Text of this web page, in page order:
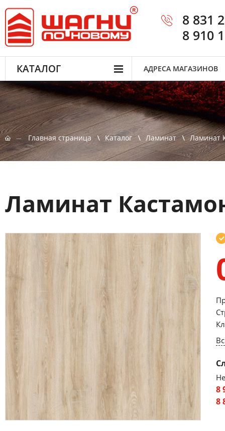
8 831
8 910
КАТАЛОГ АДРЕСА МАГАЗИНОВ
Главная страница Каталог Ламинат Ламинат
Ламинат
8
8